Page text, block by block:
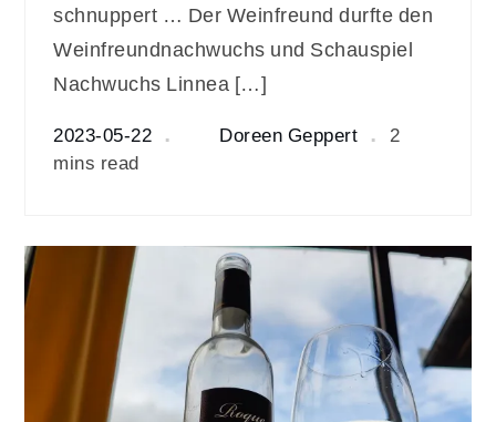
schnuppert … Der Weinfreund durfte den
Weinfreundnachwuchs und Schauspiel
Nachwuchs Linnea […]
2023-05-22 Doreen Geppert
2
mins read